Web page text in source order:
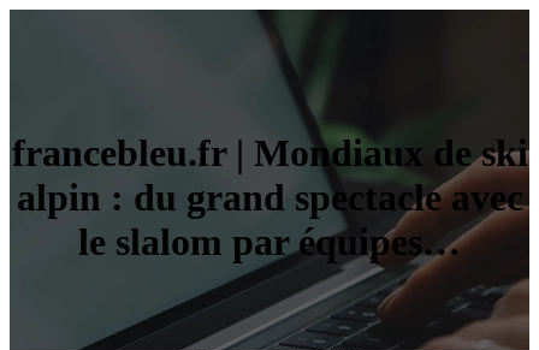
francebleu.fr | Mondiaux de ski
alpin : du grand spectacle avec
le slalom par équipes…